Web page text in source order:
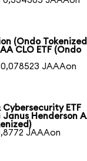
(Ondo
CLO ETF (Ondo
0,078523 JAAAon
Cybersecurity ETF
Janus Henderson
JAAAon